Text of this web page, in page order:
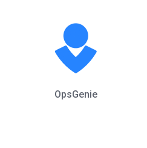
OpsGenie